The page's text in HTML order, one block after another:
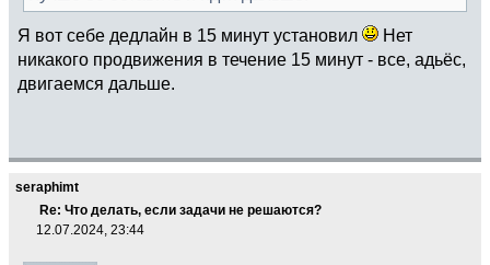
Я вот себе дедлайн в 15 минут установил
Нет
никакого продвижения в течение 15 минут - все, адьёс,
двигаемся дальше.
seraphimt
Re: Что делать, если задачи не решаются?
12.07.2024, 23:44